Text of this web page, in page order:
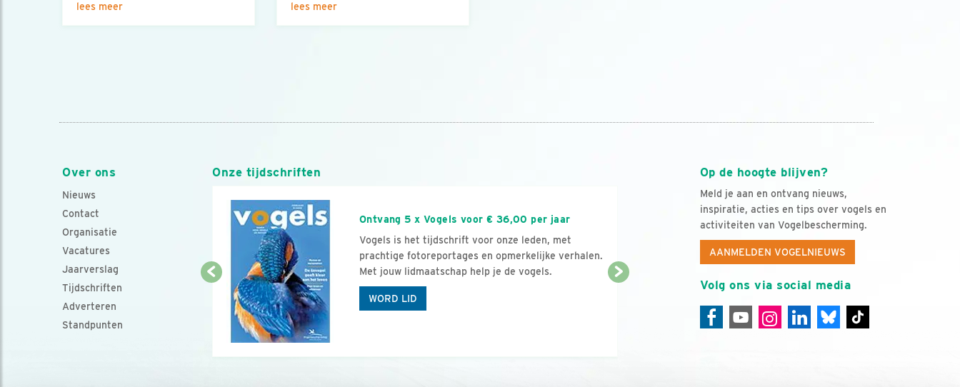
lees meer lees meer
Over ons
Nieuws
Contact
Organisatie
Vacatures
Jaarverslag
Tijdschriften
Adverteren
Standpunten
Op de hoogte blijven?
Meld je aan en ontvang nieuws,
inspiratie, acties en tips over vogels en
activiteiten van Vogelbescherming.
AANMELDEN VOGELNIEUWS
Volg ons via social media
Onze tijdschriften
Ontvang 5 x Vogels voor € 36,00 per jaar
Vogels is het tijdschrift voor onze leden, met
prachtige fotoreportages en opmerkelijke verhalen.
Met jouw lidmaatschap help je de vogels.
WORD LID